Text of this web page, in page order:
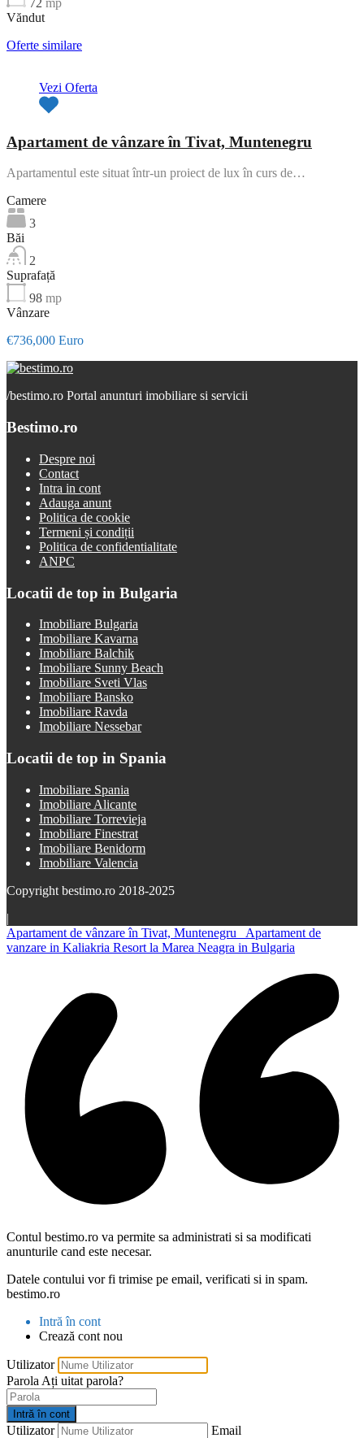
72 mp
Văndut
Oferte similare
Vezi Oferta
Apartament de vânzare în Tivat, Muntenegru
Apartamentul este situat într-un proiect de lux în curs de…
Camere
3
Băi
2
Suprafață
98 mp
Vânzare
€736,000 Euro
/bestimo.ro Portal anunturi imobiliare si servicii
Bestimo.ro
Despre noi
Contact
Intra in cont
Adauga anunt
Politica de cookie
Termeni și condiții
Politica de confidentialitate
ANPC
Locatii de top in Bulgaria
Imobiliare Bulgaria
Imobiliare Kavarna
Imobiliare Balchik
Imobiliare Sunny Beach
Imobiliare Sveti Vlas
Imobiliare Bansko
Imobiliare Ravda
Imobiliare Nessebar
Locatii de top in Spania
Imobiliare Spania
Imobiliare Alicante
Imobiliare Torrevieja
Imobiliare Finestrat
Imobiliare Benidorm
Imobiliare Valencia
Copyright bestimo.ro 2018-2025
|
Apartament de vânzare în Tivat, Muntenegru
Apartament de
vanzare in Kaliakria Resort la Marea Neagra in Bulgaria
Contul bestimo.ro va permite sa administrati si sa modificati
anunturile cand este necesar.
Datele contului vor fi trimise pe email, verificati si in spam.
bestimo.ro
Intră în cont
Crează cont nou
Utilizator
Parola Ați uitat parola?
Intră în cont
Utilizator Email